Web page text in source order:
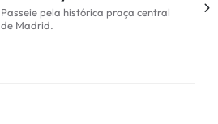
Passeie pela histórica praça central
de Madrid.